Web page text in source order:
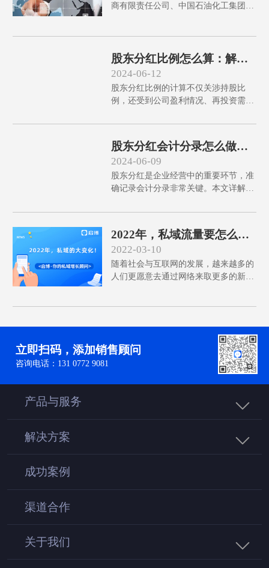
商有限责任公司、中国石油化工集团有
首日最大单笔交易额两项桂冠收入囊
中。
股东分红比例怎么算：解析
误区与计算方法
2024-06-12
股东分红比例的计算不仅关涉持股比
例，还受到公司盈利情况、再投资需求
比如仅凭持股比例决定分红和利润全额
分红，并提供了纠正方法。我们还详细
介绍了如何科学计算分红比例，确保股
东和公司利益最大化，让企业实现可持
续发展。了解这些，能为你的企业决策
提供重要参考。
股东分红会计分录怎么做：
具体步骤指南
2024-06-09
股东分红是企业经营中的重要环节，准
确记录会计分录非常关键。本文详解股
涵盖宣告分红和支付分红的具体步骤，
帮助企业用户清晰理解、正确操作，为
吸引投资者奠定基础。
2022年，私域流量要怎么
做？关注私域的这几大变
化！
2022-03-10
随着社会与互联网的发展，越来越多的
人们更愿意去通过网络来取更多的新闻
私域流量呢？什么是私域流量呢？简单
来说，是可以重复利用的免费流量，说
通俗点就是“人”，私域流量不是把一个
产品卖给10个人，而是把10个产品销售
给1个人。私域流量的本质就是属于你
自己私域流量之中，私域流量是不用付
立即扫码，添加销售顾问
咨询电话：131 0772 9081
产品与服务
解决方案
成功案例
渠道合作
关于我们